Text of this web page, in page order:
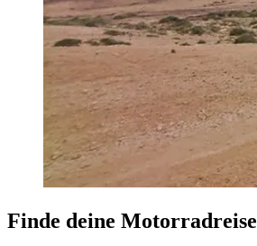
Finde deine Motorradreise